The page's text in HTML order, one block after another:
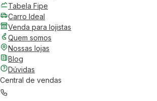
Tabela Fipe
Carro Ideal
Venda para lojistas
Quem somos
Nossas lojas
Blog
Dúvidas
Central de vendas